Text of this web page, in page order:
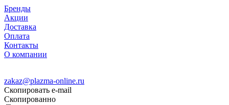
Бренды
Акции
Доставка
Оплата
Контакты
О компании
zakaz@plazma-online.ru
Скопировать e-mail
Cкопированно